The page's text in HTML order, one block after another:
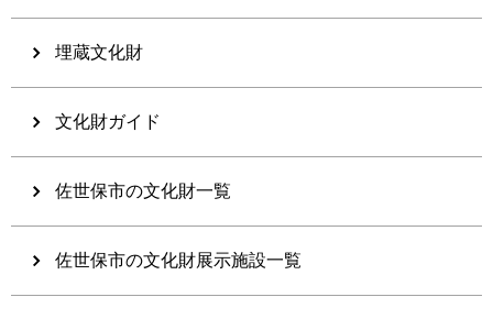
埋蔵文化財
文化財ガイド
佐世保市の文化財一覧
佐世保市の文化財展示施設一覧